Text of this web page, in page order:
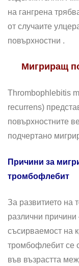
на гангрена
от случаите
повърхностни .
Мигриращ
Thrombophlebitis
recurrens)
повърхностните
подчертано
Причини за
тромбофлебит
За развитието на
различни
съсирваемост на
тромбофлебит се
във възрастта